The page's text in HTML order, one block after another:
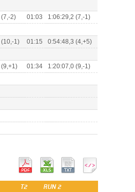
2) 01:03 1:06:29,2 (7,-1)
1) 01:15 0:54:48,3 (4,+5)
01:34 1:20:07,0 (9,-1)
T2 RUN 2